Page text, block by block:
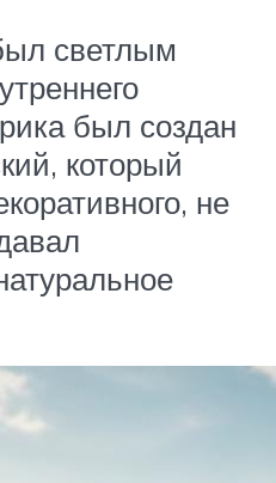
светлым
был создан
который
не